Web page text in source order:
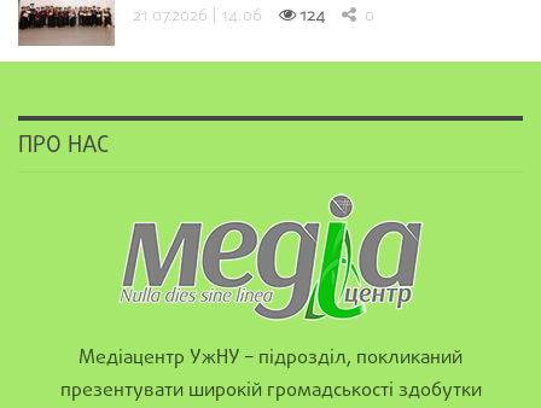
21.07.2026 | 14:06 124 0
ПРО НАС
Медіацентр УжНУ – підрозділ, покликаний
презентувати широкій громадськості здобутки